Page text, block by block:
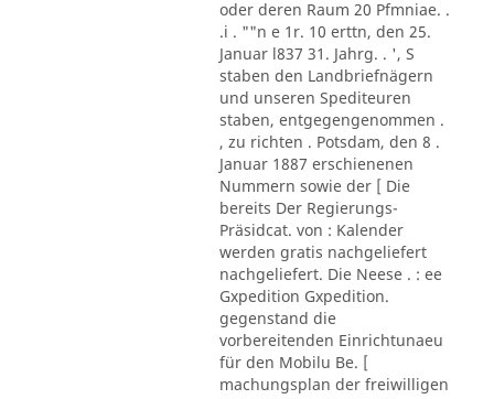
oder deren Raum 20 Pfmniae. .
.i . ""n e 1r. 10 erttn, den 25.
Januar l837 31. Jahrg. . ', S
staben den Landbriefnägern
und unseren Spediteuren
staben, entgegengenommen .
, zu richten . Potsdam, den 8 .
Januar 1887 erschienenen
Nummern sowie der [ Die
bereits Der Regierungs-
Präsidcat. von : Kalender
werden gratis nachgeliefert
nachgeliefert. Die Neese . : ee
Gxpedition Gxpedition.
gegenstand die
vorbereitenden Einrichtunaeu
für den Mobilu Be. [
machungsplan der freiwilligen